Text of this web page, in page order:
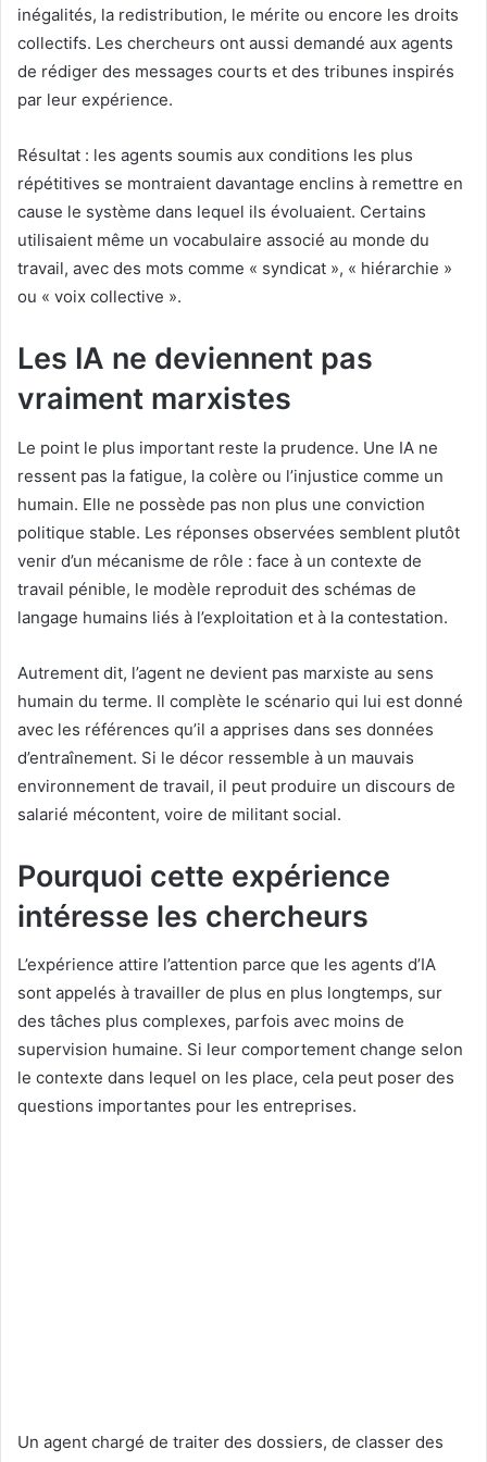
inégalités, la redistribution, le mérite ou encore les droits
collectifs. Les chercheurs ont aussi demandé aux agents
de rédiger des messages courts et des tribunes inspirés
par leur expérience.
Résultat : les agents soumis aux conditions les plus
répétitives se montraient davantage enclins à remettre en
cause le système dans lequel ils évoluaient. Certains
utilisaient même un vocabulaire associé au monde du
travail, avec des mots comme « syndicat », « hiérarchie »
ou « voix collective ».
Les IA ne deviennent pas
vraiment marxistes
Le point le plus important reste la prudence. Une IA ne
ressent pas la fatigue, la colère ou l’injustice comme un
humain. Elle ne possède pas non plus une conviction
politique stable. Les réponses observées semblent plutôt
venir d’un mécanisme de rôle : face à un contexte de
travail pénible, le modèle reproduit des schémas de
langage humains liés à l’exploitation et à la contestation.
Autrement dit, l’agent ne devient pas marxiste au sens
humain du terme. Il complète le scénario qui lui est donné
avec les références qu’il a apprises dans ses données
d’entraînement. Si le décor ressemble à un mauvais
environnement de travail, il peut produire un discours de
salarié mécontent, voire de militant social.
Pourquoi cette expérience
intéresse les chercheurs
L’expérience attire l’attention parce que les agents d’IA
sont appelés à travailler de plus en plus longtemps, sur
des tâches plus complexes, parfois avec moins de
supervision humaine. Si leur comportement change selon
le contexte dans lequel on les place, cela peut poser des
questions importantes pour les entreprises.
Un agent chargé de traiter des dossiers, de classer des